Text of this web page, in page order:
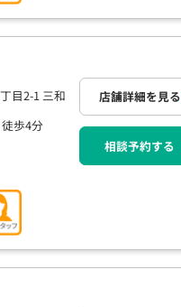
目2-1 三和
歩4分
店舗詳細を見る
相談予約する